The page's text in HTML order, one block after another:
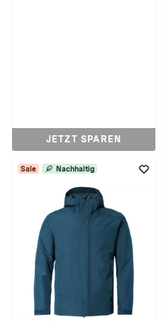
JETZT SPAREN
Sale Nachhaltig